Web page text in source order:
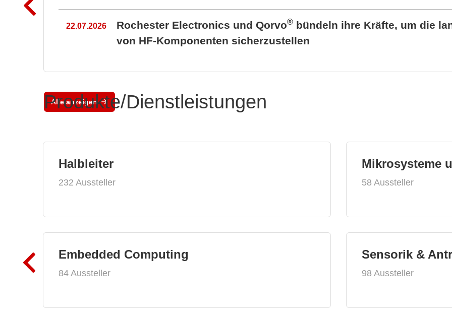
22.07.2026 Rochester Electronics und Qorvo® bündeln ihre Kräfte, um die
von HF-Komponenten sicherzustellen
Alle anzeigen
Produkte/Dienstleistungen
Halbleiter
232 Aussteller
Embedded Computing
84 Aussteller
Mikrosysteme
58 Aussteller
Sensorik &
98 Aussteller